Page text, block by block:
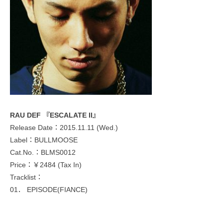
RAU DEF 『ESCALATE II』
Release Date：2015.11.11 (Wed.)
Label：BULLMOOSE
Cat.No.：BLMS0012
Price：￥2484 (Tax In)
Tracklist：
01． EPISODE(FIANCE)